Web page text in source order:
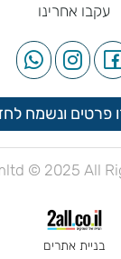
עקבו אחרינו
פרטים ונשמח
© 2025 All
בניית אתרים